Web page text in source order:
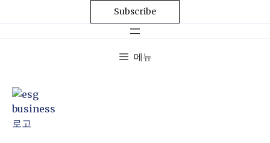
Subscribe
메뉴